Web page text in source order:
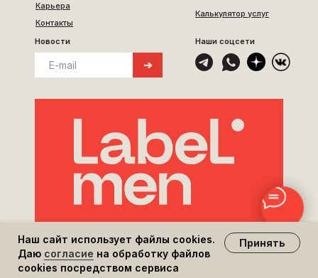
Карьера
Контакты
Новости Наши соцсети
Калькулятор услуг
Политика обработки персональных данных
➔
Наш сайт использует файлы сооkies.
Даю согласие на обработку файлов
сооkies посредством сервиса
Принять